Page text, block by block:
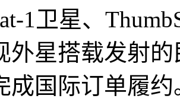
1卫星、
外星搭载发射
成国际订单履约